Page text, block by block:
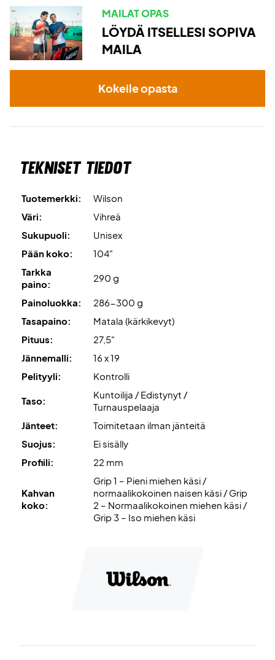
MAILAT OPAS
LÖYDÄ ITSELLESI SOPIVA
MAILA
Kokeile opasta
Tekniset tiedot
Tuotemerkki:
Wilson
Väri:
Vihreä
Sukupuoli:
Unisex
Pään koko:
104"
Tarkka
paino:
290 g
Painoluokka:
286-300 g
Tasapaino:
Matala (kärkikevyt)
Pituus:
27,5"
Jännemalli:
16 x 19
Pelityyli:
Kontrolli
Taso:
Kuntoilija / Edistynyt /
Turnauspelaaja
Jänteet:
Toimitetaan ilman jänteitä
Suojus:
Ei sisälly
Profiili:
22 mm
Kahvan
koko:
Grip 1 – Pieni miehen käsi /
normaalikokoinen naisen käsi / Grip
2 – Normaalikokoinen miehen käsi /
Grip 3 – Iso miehen käsi